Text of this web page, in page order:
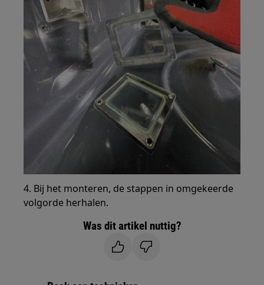
4. Bij het monteren, de stappen in omgekeerde
volgorde herhalen.
Was dit artikel nuttig?